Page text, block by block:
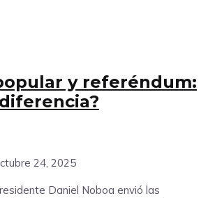
y referéndum:
24, 2025
Daniel Noboa envió las